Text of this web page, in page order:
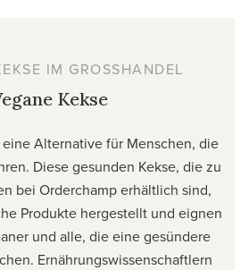
IM GROSSHANDEL
Kekse
Alternative für Menschen, die
Diese gesunden Kekse, die zu
bei Orderchamp erhältlich sind,
Produkte hergestellt und eignen
und alle, die eine gesündere
Ernährungswissenschaftlern